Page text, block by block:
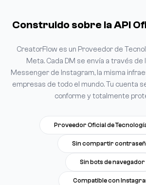
Construido sobre la API
CreatorFlow es un Proveedor de
Meta. Cada DM se envía a través de
Messenger de Instagram, la misma
empresas de todo el mundo. Tu cuenta
conforme y totalmente
Proveedor Oficial de
Sin compartir
Sin bots de navegador
Compatible con